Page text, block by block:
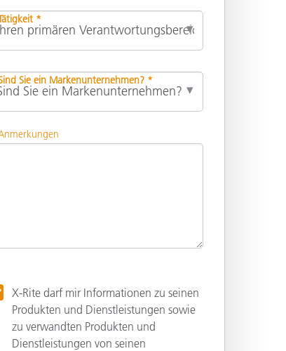
*
Sie ein Markenunternehmen? *
X-Rite darf mir Informationen zu seinen
Produkten und Dienstleistungen sowie
zu verwandten Produkten und
Dienstleistungen von seinen